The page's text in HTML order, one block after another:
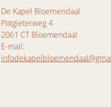
De Kapel Bloemendaal
Potgieterweg 4
2061 CT Bloemendaal
E-mail: